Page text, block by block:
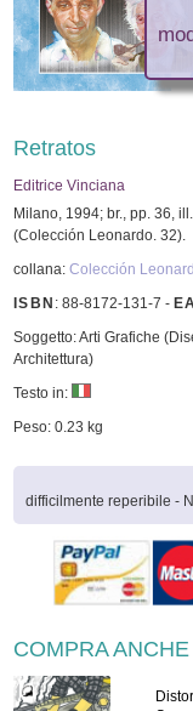
Retratos
Editrice Vinciana
Milano, 1994; br., pp. 36, ill.
(Colección Leonardo. 32).
collana:Colección
ISBN :88-8172-131-7 -
Soggetto: Arti Grafiche
Architettura)
Testo in:
Peso: 0.23 kg
difficilmente reperibile -
COMPRA ANCHE